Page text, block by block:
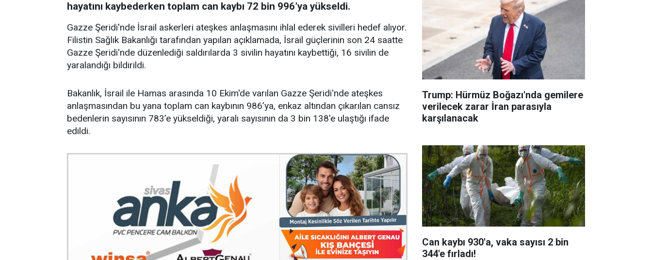
hayatını kaybederken toplam can kaybı 72 bin 996’ya yükseldi.
Gazze Şeridi'nde İsrail askerleri ateşkes anlaşmasını ihlal ederek sivilleri hedef alıyor.
Filistin Sağlık Bakanlığı tarafından yapılan açıklamada, İsrail güçlerinin son 24 saatte
Gazze Şeridi'nde düzenlediği saldırılarda 3 sivilin hayatını kaybettiği, 16 sivilin de
yaralandığı bildirildi.
Bakanlık, İsrail ile Hamas arasında 10 Ekim'de varılan Gazze Şeridi'nde ateşkes
anlaşmasından bu yana toplam can kaybının 986’ya, enkaz altından çıkarılan cansız
bedenlerin sayısının 783’e yükseldiği, yaralı sayısının da 3 bin 138’e ulaştığı ifade
edildi.
Trump: Hürmüz Boğazı'nda gemilere
verilecek zarar İran parasıyla
karşılanacak
Can kaybı 930'a, vaka sayısı 2 bin
344'e fırladı!